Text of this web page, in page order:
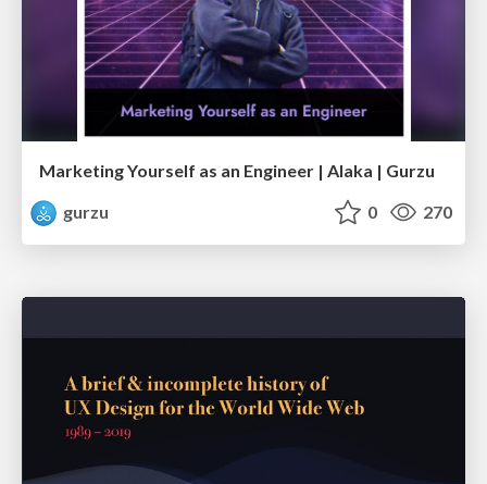
Marketing Yourself as an Engineer | Alaka | Gurzu
gurzu
0 270